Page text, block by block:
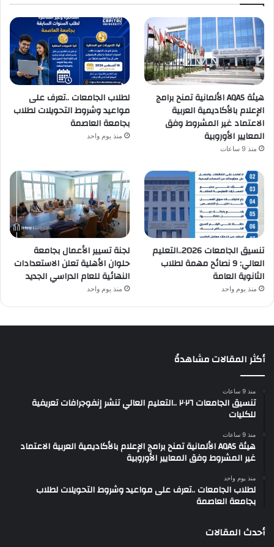
هيئة AQAS الألمانية تمنح برامج
الإعلام بالأكاديمية العربية
الاعتماد غير المشروط وفق
المعايير الأوروبية
منذ 9 ساعات
لطلاب الجامعات ..تعرف على
مواعيد وشروط التحويلات لطلاب
بجامعة العاصمة
منذ يوم واحد
تنسيق الجامعات 2026..التعليم
العالي: 9 نصائح مهمة لطلاب
الثانوية العامة
منذ يوم واحد
لجنة تسيير الأعمال بجامعة
حلوان الأهلية تعلن الاستعدادات
النهائية للعام الدراسي الجديد
منذ يوم واحد
أكثر المقالات مشاهدةً
منذ 9 ساعات
تنسيق الجامعات ٢٠٢٦ ..التعليم العالي تنشر إنفوجرافات تعريفية
للكليات
منذ 9 ساعات
هيئة AQAS الألمانية تمنح برامج الإعلام بالأكاديمية العربية الاعتماد
غير المشروط وفق المعايير الأوروبية
منذ يوم واحد
لطلاب الجامعات ..تعرف على مواعيد وشروط التحويلات لطلاب
بجامعة العاصمة
أحدث المقالات